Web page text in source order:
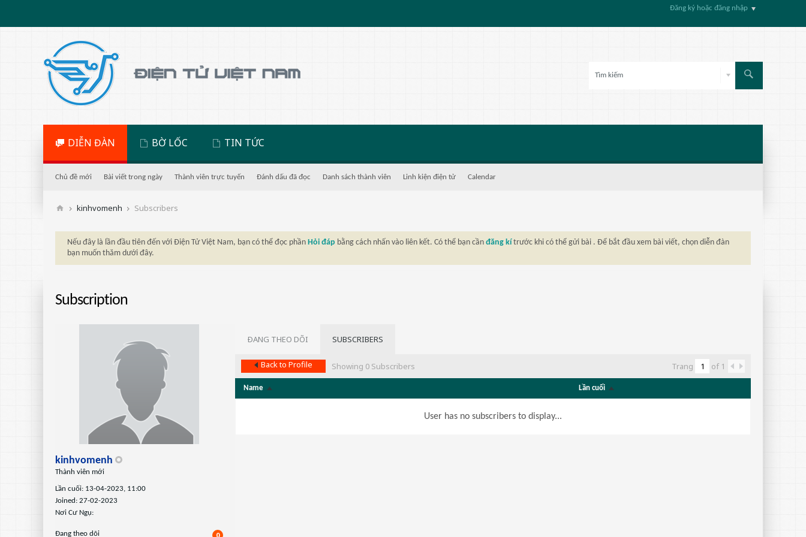
Đăng ký hoặc đăng nhập
DIỄN ĐÀN BỜ LỐC TIN TỨC
Chủ đề mới Bài viết trong ngày Thành viên trực tuyến Đánh dấu đã đọc Danh sách thành viên Linh kiện điện tử Calendar
kinhvomenh Subscribers
Nếu đây là lần đầu tiên đến với Điện Tử Việt Nam, bạn có thể đọc phần Hỏi đáp bằng cách nhấn vào liên kết. Có thể bạn cần đăng kí trước khi có thể gửi bài . Để bắt đầu xem bài viết, chọn diễn đàn
bạn muốn thăm dưới đây.
Subscription
kinhvomenh
Thành viên mới
Lần cuối: 13-04-2023, 11:00
Joined: 27-02-2023
Nơi Cư Ngụ:
Ðang theo dõi 0
ÐANG THEO DÕI SUBSCRIBERS
Back to Profile Showing 0 Subscribers Trang of 1
Name Lần cuối
User has no subscribers to display...